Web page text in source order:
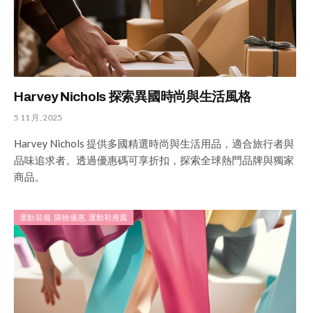
Harvey Nichols 探索異國時尚與生活風格
5 11 月, 2025
Harvey Nichols 提供多國精選時尚與生活用品，適合旅行者與
品味追求者。透過優惠碼可享折扣，探索全球熱門品牌與獨家
商品。
運動裝備, 購物優惠, 運動鞋推薦